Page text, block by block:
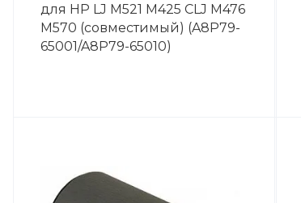
для HP LJ M521 M425 CLJ M476
M570 (совместимый) (A8P79-
65001/A8P79-65010)